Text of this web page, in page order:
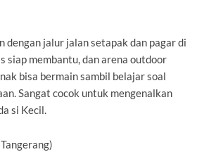
dengan jalur jalan setapak dan pagar di
siap membantu, dan arena outdoor
bisa bermain sambil belajar soal
Sangat cocok untuk mengenalkan
si Kecil.